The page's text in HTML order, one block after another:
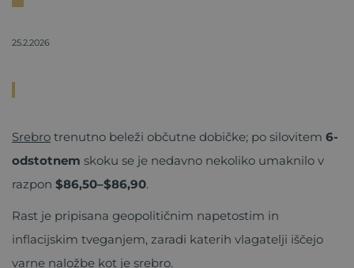
25.2.2026
Srebro trenutno beleži občutne dobičke; po silovitem 6-
odstotnem skoku se je nedavno nekoliko umaknilo v
razpon $86,50–$86,90.
Rast je pripisana geopolitičnim napetostim in
inflacijskim tveganjem, zaradi katerih vlagatelji iščejo
varne naložbe kot je srebro.